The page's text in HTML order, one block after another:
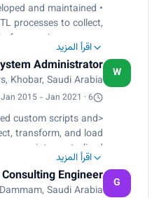
and maintained
processes to collect,
from various sources
centralized repositories.
Monitored and
for performance and
smooth data flow and
availability.
Managed and
ensuring high
for data processing
applications.
اقرأ المزيد
W
Administrator
Khobar, Saudi Arabia
Jan 2015 - Jan 2021 · 6 سنوات
custom scripts and
transform, and load
into centralized
repositories.<br>
data pipelines for
ensuring smooth data
اقرأ المزيد
G
Engineer
Saudi Arabia